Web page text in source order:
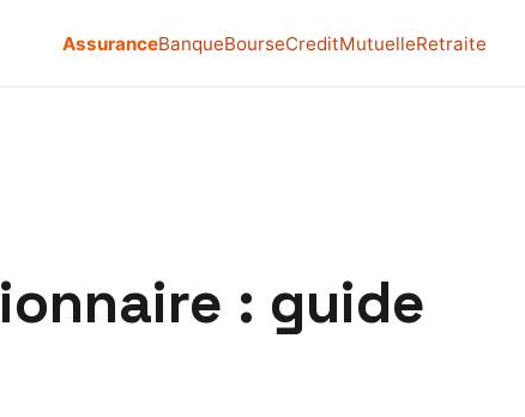
AssuranceBanqueBourseCreditMutuelleRetraite
: guide